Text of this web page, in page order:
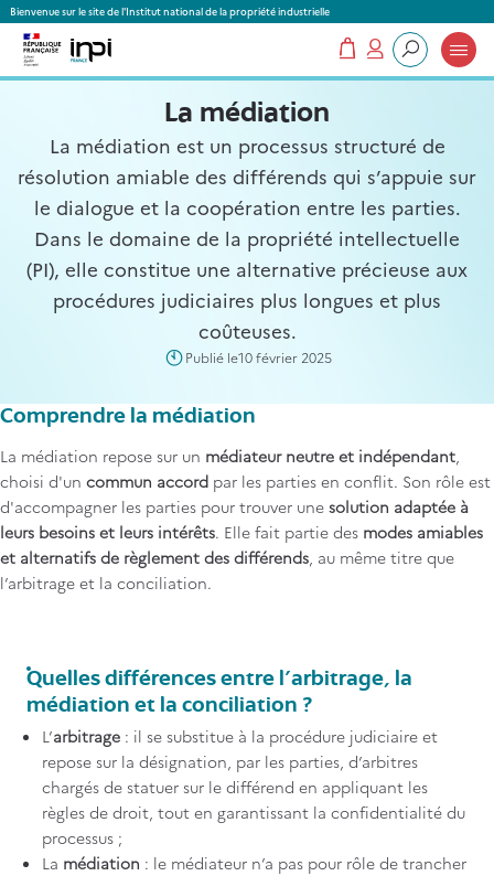
Bienvenue sur le site de l'Institut national de la propriété industrielle
Que recherchez-vous ?
Mon compte
Mon panier
La médiation
La médiation est un processus structuré de
résolution amiable des différends qui s’appuie sur
le dialogue et la coopération entre les parties.
Dans le domaine de la propriété intellectuelle
(PI), elle constitue une alternative précieuse aux
procédures judiciaires plus longues et plus
coûteuses.
Publié le10 février 2025
Comprendre la médiation
La médiation repose sur un médiateur neutre et indépendant,
choisi d'un commun accord par les parties en conflit. Son rôle est
d'accompagner les parties pour trouver une solution adaptée à
leurs besoins et leurs intérêts. Elle fait partie des modes amiables
et alternatifs de règlement des différends, au même titre que
l’arbitrage et la conciliation.
Titre
Quelles différences entre l’arbitrage, la
médiation et la conciliation ?
Contenu
L’arbitrage : il se substitue à la procédure judiciaire et
repose sur la désignation, par les parties, d’arbitres
chargés de statuer sur le différend en appliquant les
règles de droit, tout en garantissant la confidentialité du
processus ;
La médiation : le médiateur n’a pas pour rôle de trancher
Panneau de gestion des cookies